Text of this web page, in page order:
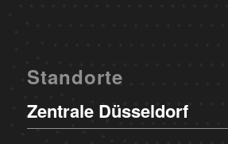
Standorte
Zentrale Düsseldorf